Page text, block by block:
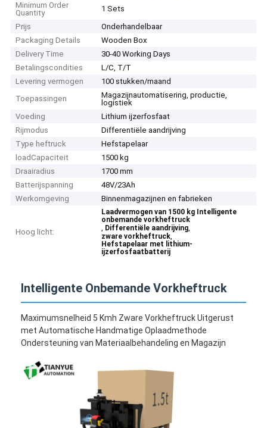
Minimum Order
Quantity
1 Sets
Prijs
Onderhandelbaar
Packaging Details
Wooden Box
Delivery Time
30-40 Working Days
Betalingscondities
L/C, T/T
Levering vermogen
100 stukken/maand
Toepassingen
Magazijnautomatisering, productie,
logistiek
Voeding
Lithium ijzerfosfaat
Rijmodus
Differentiële aandrijving
Type heftruck
Hefstapelaar
loadCapaciteit
1500 kg
Draairadius
1700 mm
Batterijspanning
48V/23Ah
Werkomgeving
Binnenmagazijnen en fabrieken
Hoog licht:
Laadvermogen van 1500 kg Intelligente
onbemande vorkheftruck
, Differentiële aandrijving,
zware vorkheftruck,
Hefstapelaar met lithium-
ijzerfosfaatbatterij
Intelligente Onbemande Vorkheftruck
Maximumsnelheid 5 Kmh Zware Vorkheftruck Uitgerust
met Automatische Handmatige Oplaadmethode
Ondersteuning van Materiaalbehandeling en Magazijn